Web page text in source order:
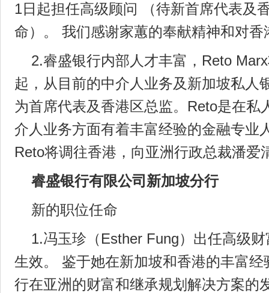
1日起担任高级顾问 （待新首席代表及
命）。 我们感谢家蕙的奉献精神和对
2.睿盛银行内部人才丰富，Reto
起，从目前的中介人业务及新加坡私人
为首席代表及香港区总监。Reto是在私
介人业务方面有着丰富经验的金融专业
Reto将调往香港，向亚洲行政总裁潘爱
睿盛银行有限公司新加坡分行
新的职位任命
1.冯玉珍（Esther Fung）出任高级
生效。 鉴于她在新加坡和香港的丰富
行在亚洲的财富和继承规划解决方案的